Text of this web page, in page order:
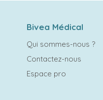
Bivea Médical
Qui sommes-nous ?
Contactez-nous
Espace pro